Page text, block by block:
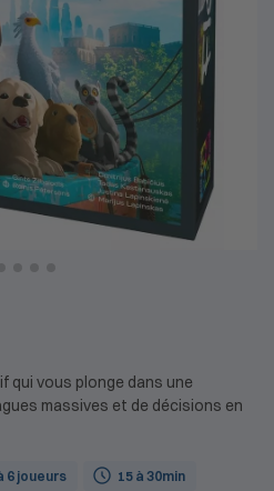
qui vous plonge dans une
massives et de décisions en
6 joueurs 15 à 30min